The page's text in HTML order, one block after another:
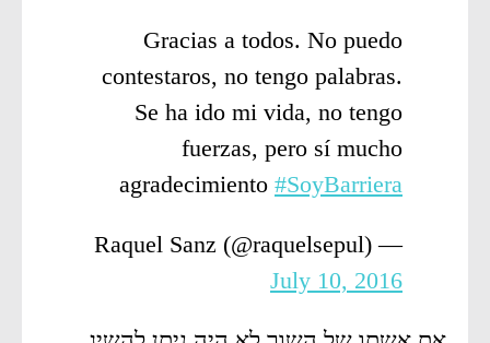
Gracias a todos. No puedo
contestaros, no tengo palabras.
Se ha ido mi vida, no tengo
fuerzas, pero sí mucho
agradecimiento #SoyBarriera
— Raquel Sanz (@raquelsepul)
July 10, 2016